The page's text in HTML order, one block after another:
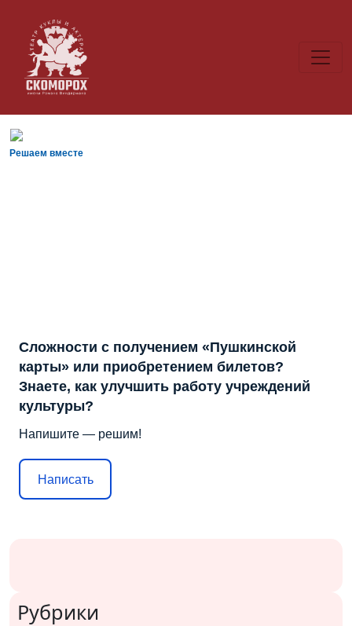
Решаем вместе
Сложности с получением «Пушкинской
карты» или приобретением билетов?
Знаете, как улучшить работу учреждений
культуры?
Напишите — решим!
Написать
Рубрики